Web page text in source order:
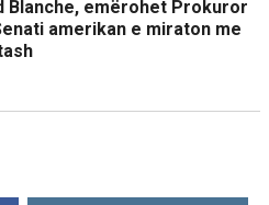
Blanche, emërohet Prokuror
amerikan e miraton me